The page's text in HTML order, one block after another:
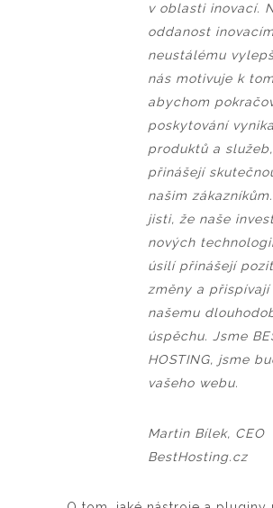
v oblasti inovací.
oddanost
neustálému
nás motivuje k
abychom
poskytování
produktů a
přinášejí
našim
jisti, že naše
nových
úsilí přinášejí
změny a přispívají
našemu
úspěchu. Jsme
HOSTING, jsme
vašeho webu.
Martin Bílek, CEO
BestHosting.cz